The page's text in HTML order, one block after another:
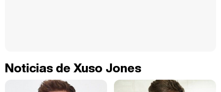
Noticias de Xuso Jones